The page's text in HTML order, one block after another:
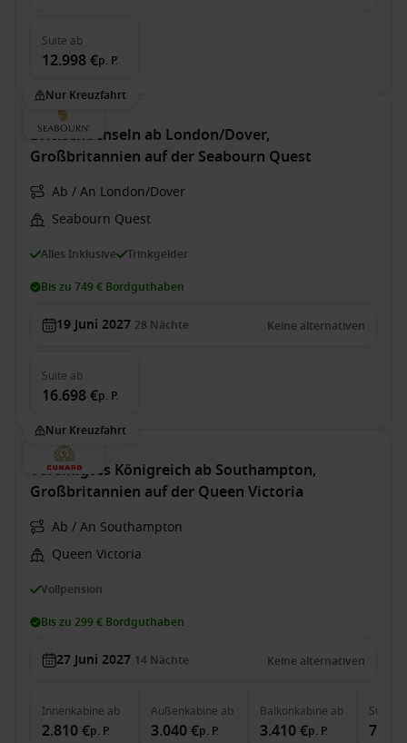
Suite ab
12.998 €p. P.
Nur Kreuzfahrt
Britische Inseln ab London/Dover,
Großbritannien auf der Seabourn Quest
Ab / An London/Dover
Seabourn Quest
Alles Inklusive Trinkgelder
Bis zu 749 € Bordguthaben
19 Juni 2027 28 Nächte Keine alternativen
Suite ab
16.698 €p. P.
Nur Kreuzfahrt
Vereinigtes Königreich ab Southampton,
Großbritannien auf der Queen Victoria
Ab / An Southampton
Queen Victoria
Vollpension
Bis zu 299 € Bordguthaben
27 Juni 2027 14 Nächte Keine alternativen
Innenkabine ab
2.810 €p. P.
Außenkabine ab
3.040 €p. P.
Balkonkabine ab
3.410 €p. P.
Suite